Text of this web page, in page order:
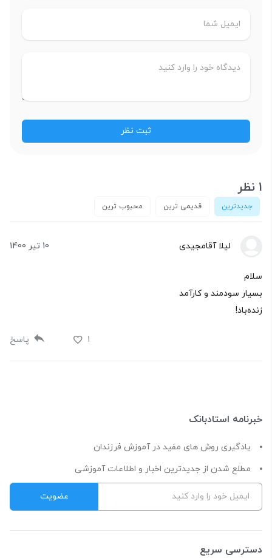
1 نظر
جدیدترین قدیمی ترین محبوب ترین
لیلا آقامجیدی 10 تیر 1400
سلام
بسیار سودمند و کارآمد
زندەباد!
1 پاسخ
خبرنامه استادبانک
یادگیری روش های مفید در آموزش فرزندان
مطلع شدن از جدیدترین اخبار و اطلاعات آموزشی
دسترسی سریع